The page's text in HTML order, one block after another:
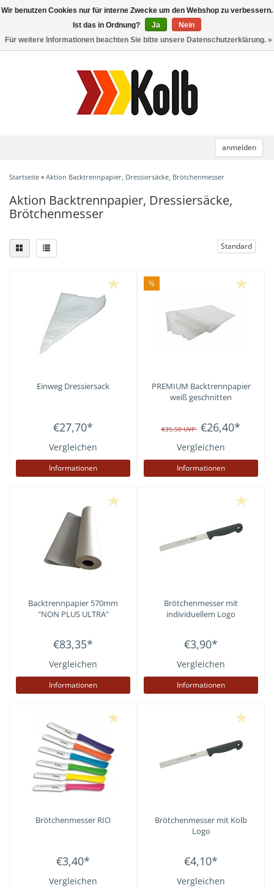
anmelden
Toggle
Startseite » Aktion Backtrennpapier, Dressiersäcke, Brötchenmesser
Aktion Backtrennpapier, Dressiersäcke,
Brötchenmesser
Standard
Einweg Dressiersack
€27,70*
Vergleichen
Informationen
%
PREMIUM Backtrennpapier
weiß geschnitten
€35,50UVP €26,40*
Vergleichen
Informationen
Backtrennpapier 570mm
"NON PLUS ULTRA"
€83,35*
Vergleichen
Informationen
Brötchenmesser mit
individuellem Logo
€3,90*
Vergleichen
Informationen
Brötchenmesser RIO
€3,40*
Vergleichen
Brötchenmesser mit Kolb
Logo
€4,10*
Vergleichen
Wir benutzen Cookies nur für interne Zwecke um den Webshop zu verbessern.
Ist das in Ordnung?
Ja
Nein
Für weitere Informationen beachten Sie bitte unsere Datenschutzerklärung. »